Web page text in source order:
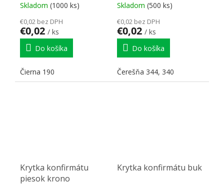
Skladom (1000 ks)
€0,02 bez DPH
€0,02 / ks
Do košíka
Čierna 190
Skladom (500 ks)
€0,02 bez DPH
€0,02 / ks
Do košíka
Čerešňa 344, 340
Krytka konfirmátu
piesok krono
Krytka konfirmátu buk